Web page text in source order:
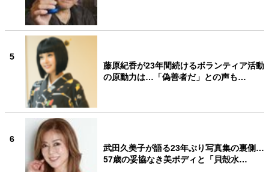
5
藤原紀香が23年間続けるボランティア活動
の原動力は…「偽善者だ」との声も…
6
武田久美子が語る23年ぶり写真集の裏側…
57歳の妥協なき美ボディと「貝殻水…